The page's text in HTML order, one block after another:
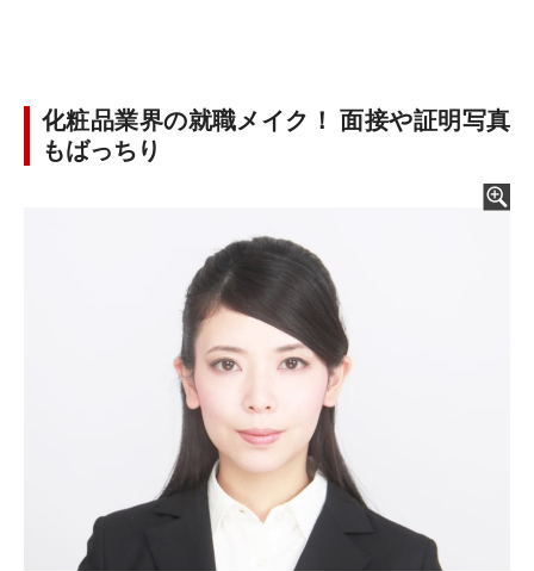
化粧品業界の就職メイク！ 面接や証明写真
もばっちり